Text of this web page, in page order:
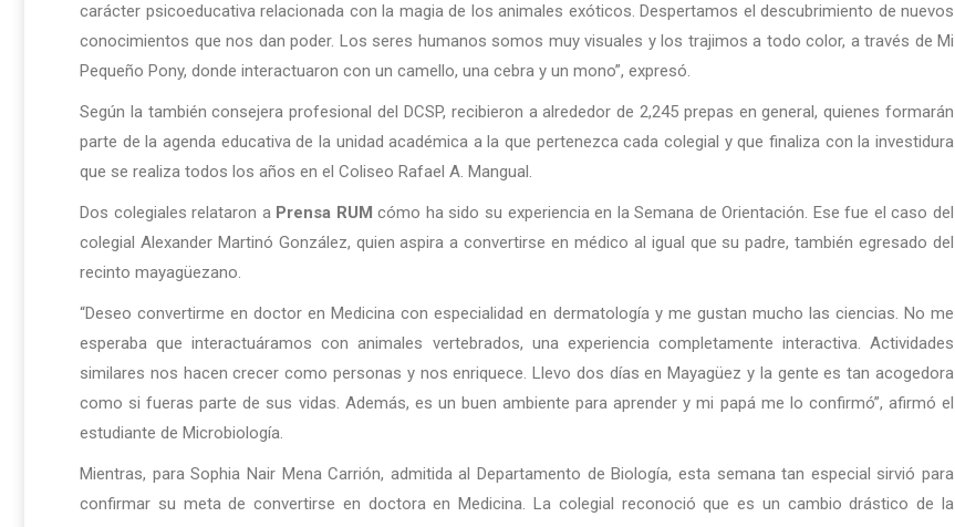
carácter psicoeducativa relacionada con la magia de los animales exóticos. Despertamos el descubrimiento de nuevos
conocimientos que nos dan poder. Los seres humanos somos muy visuales y los trajimos a todo color, a través de Mi
Pequeño Pony, donde interactuaron con un camello, una cebra y un mono”, expresó.
Según la también consejera profesional del DCSP, recibieron a alrededor de 2,245 prepas en general, quienes formarán
parte de la agenda educativa de la unidad académica a la que pertenezca cada colegial y que finaliza con la investidura
que se realiza todos los años en el Coliseo Rafael A. Mangual.
Dos colegiales relataron a Prensa RUM cómo ha sido su experiencia en la Semana de Orientación. Ese fue el caso del
colegial Alexander Martinó González, quien aspira a convertirse en médico al igual que su padre, también egresado del
recinto mayagüezano.
“Deseo convertirme en doctor en Medicina con especialidad en dermatología y me gustan mucho las ciencias. No me
esperaba que interactuáramos con animales vertebrados, una experiencia completamente interactiva. Actividades
similares nos hacen crecer como personas y nos enriquece. Llevo dos días en Mayagüez y la gente es tan acogedora
como si fueras parte de sus vidas. Además, es un buen ambiente para aprender y mi papá me lo confirmó”, afirmó el
estudiante de Microbiología.
Mientras, para Sophia Nair Mena Carrión, admitida al Departamento de Biología, esta semana tan especial sirvió para
confirmar su meta de convertirse en doctora en Medicina. La colegial reconoció que es un cambio drástico de la